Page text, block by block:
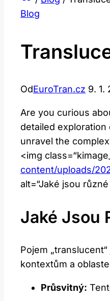
Blog
OdEuroTran.cz 9. 1.
Are you curious
detailed
unravel the
<img
content/uploads/
alt=“Jaké jsou
Jaké Jsou
Pojem
kontextům a
Průsvitný: